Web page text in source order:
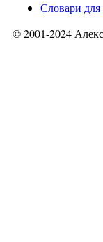
Словари
© 2001-2024